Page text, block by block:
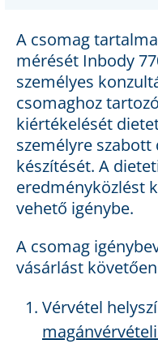
A csomag
mérését Inbody
személyes
csomaghoz
kiértékelését
személyre
készítését. A
eredményközlést
vehető igénybe.
A csomag
vásárlást
Vérvétel